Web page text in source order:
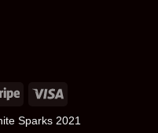
Stripe
Sparks 2021